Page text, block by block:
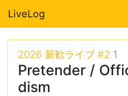
LiveLog
2026 新歓ライブ #2 1
Pretender /
dism